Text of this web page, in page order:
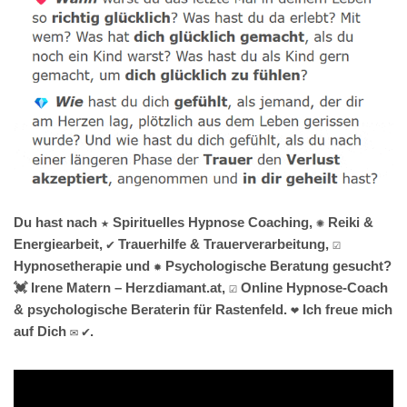
Du hast nach ★ Spirituelles Hypnose Coaching, ✺ Reiki &
Energiearbeit, ✔️ Trauerhilfe & Trauerverarbeitung, ☑️
Hypnosetherapie und ✹ Psychologische Beratung gesucht?
💓️ Irene Matern – Herzdiamant.at, ☑️ Online Hypnose-Coach
& psychologische Beraterin für Rastenfeld. ❤ Ich freue mich
auf Dich ✉ ✔.